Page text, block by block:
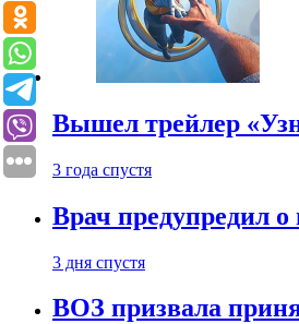
Вышел трейлер
3 года спустя
Врач предупредил о
3 дня спустя
ВОЗ призвала